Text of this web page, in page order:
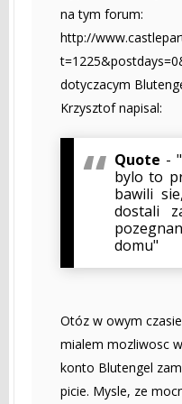
na tym forum:
http://
dotyczacym
Krzysztof napisal:
Quote -
bylo to
bawili
dostali
domu"
Otóz w owym
mialem mozliwosc
konto Blutengel
picie. Mysle, ze